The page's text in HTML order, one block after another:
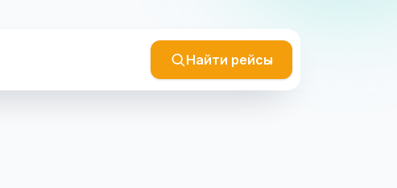
Найти рейсы